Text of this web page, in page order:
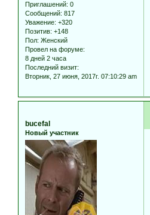
Приглашений: 0
Сообщений: 817
Уважение: +320
Позитив: +148
Пол: Женский
Провел на форуме:
8 дней 2 часа
Последний визит:
Вторник, 27 июня, 2017г. 07:10:29 am
bucefal
Новый участник